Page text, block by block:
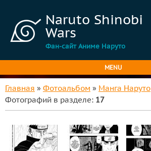
Naruto Shinobi
Wars
Фан-сайт Аниме Наруто
MENU
Главная » Фотоальбом » Манга Наруто
Фотографий в разделе: 17